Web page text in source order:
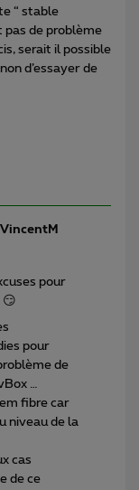
“ stable
pas de problème
serait il possible
d’essayer de
VincentM
pour
😏
pour
de
…
fibre car
niveau de la
cas
de ce